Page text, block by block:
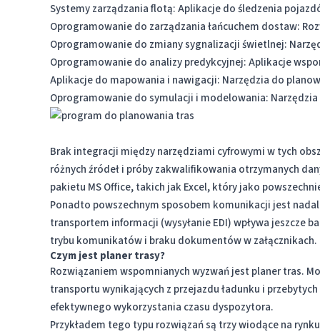
Systemy zarządzania flotą: Aplikacje do śledzenia
Oprogramowanie do zarządzania łańcuchem dostaw:
Oprogramowanie do zmiany sygnalizacji świetlnej:
Oprogramowanie do analizy predykcyjnej: Aplikacje
Aplikacje do mapowania i nawigacji: Narzędzia do
Oprogramowanie do symulacji i modelowania:
Brak integracji między narzędziami cyfrowymi w tych
różnych źródeł i próby zakwalifikowania otrzymanych
pakietu MS Office, takich jak Excel, który jako
Ponadto powszechnym sposobem komunikacji jest
transportem informacji (wysyłanie EDI) wpływa jeszcze
trybu komunikatów i braku dokumentów w załącznikach.
Czym jest planer trasy?
Rozwiązaniem wspomnianych wyzwań jest planer tras.
transportu wynikających z przejazdu ładunku i
efektywnego wykorzystania czasu dyspozytora.
Przykładem tego typu rozwiązań są trzy wiodące na